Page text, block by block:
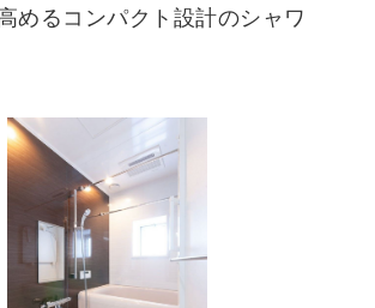
めるコンパクト設計のシャワ